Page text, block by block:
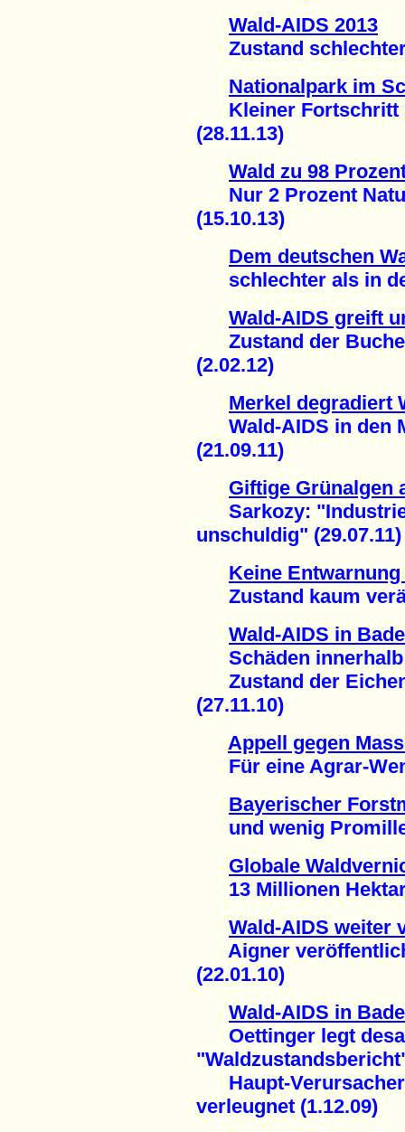
Wald-AIDS 2013
Zustand schlechter
Nationalpark im
Kleiner Fortschritt
(28.11.13)
Wald zu 98
Nur 2 Prozent
(15.10.13)
Dem deutschen
schlechter als in
Wald-AIDS greift
Zustand der
(2.02.12)
Merkel degradiert
Wald-AIDS in den
(21.09.11)
Giftige Grünalgen
Sarkozy:
unschuldig" (29.07.11)
Keine
Zustand kaum
Wald-AIDS in
Schäden innerhalb
Zustand der
(27.11.10)
Appell gegen
Für eine Agrar-
Bayerischer
und wenig Promille
Globale
13 Millionen Hektar
Wald-AIDS weiter
Aigner
(22.01.10)
Wald-AIDS in
Oettinger legt
Haupt-Verursacher
verleugnet (1.12.09)